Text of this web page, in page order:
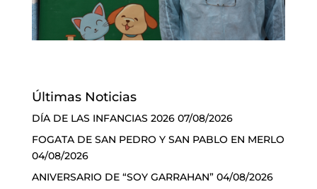
Últimas Noticias
DÍA DE LAS INFANCIAS 2026 07/08/2026
FOGATA DE SAN PEDRO Y SAN PABLO EN MERLO
04/08/2026
ANIVERSARIO DE “SOY GARRAHAN” 04/08/2026